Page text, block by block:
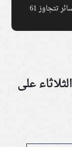
تراجع جماعي لمؤشرات البورصة المصرية.. وخسائر تتجاوز 61
على